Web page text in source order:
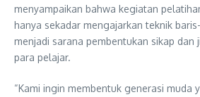
menyampaikan bahwa kegiatan
hanya sekadar mengajarkan teknik
menjadi sarana pembentukan sikap dan
para pelajar.
“Kami ingin membentuk generasi muda